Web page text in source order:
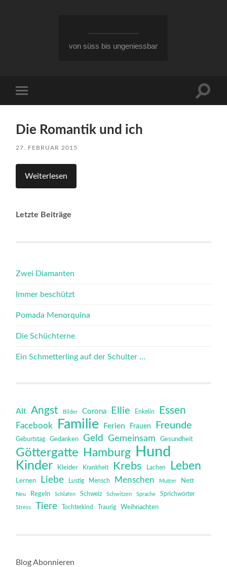
von süss bis ungeniessbar
Menü
Die Romantik und ich
27. FEBRUAR 2015
Weiterlesen
Letzte Beiträge
Zwei Diamanten
Immer beschützt
Pomada Menorquina
Die Schüchterne
Ein Schmetterling auf der Schulter …
Alt Angst Bilder Corona Ellie Enkelin Essen
Facebook Familie Ferien Frauen Freunde
Geburtstag Gedanken Geld Gemeinsam Gesundheit
Göttergatte Hamburg Hund
Kinder Kleider Krankheit Krebs Lachen Leben
Lernen Liebe Lustig Mensch Menschen Mutter Nett
Neu Regeln Schlafen Schweiz Schwitzen Sprache Sprichwörter
Stress Tiere Tochterkind Traurig Weihnachten
Blog Abonnieren